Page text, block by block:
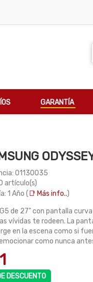
GARANTÍA
01130035
artículo(s)
1 Año (📑 Más info..)
de 27" con pantalla
vívidas te rodeen. La
en la escena como si
como nunca
DESCUENTO